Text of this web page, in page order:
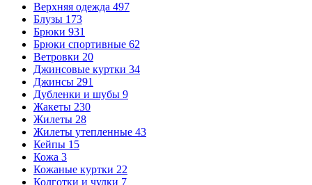
Верхняя одежда 497
Блузы 173
Брюки 931
Брюки спортивные 62
Ветровки 20
Джинсовые куртки 34
Джинсы 291
Дубленки и шубы 9
Жакеты 230
Жилеты 28
Жилеты утепленные 43
Кейпы 15
Кожа 3
Кожаные куртки 22
Колготки и чулки 7